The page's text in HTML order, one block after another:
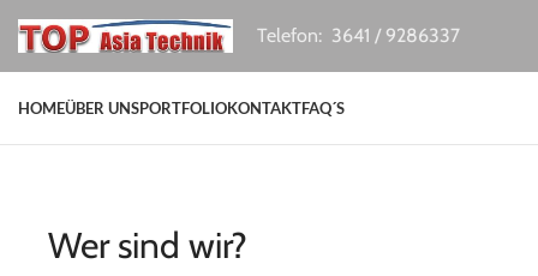
Telefon: 3641 / 9286337
HOMEÜBER UNSPORTFOLIOKONTAKTFAQ´S
Wer sind wir?